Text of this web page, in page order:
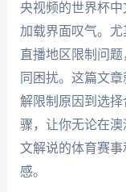
央视频的世界杯
加载界面叹气。
直播地区限制问
同困扰。这篇文
解限制原因到选
骤，让你无论在
文解说的体育赛
感。